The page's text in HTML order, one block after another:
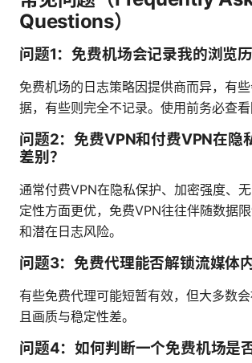
Questions）
问题1：免费机场会记录我的浏览历
免费机场的日志策略因提供商而异，有
据，有些则完全不记录。使用前务必查看
问题2：免费VPN和付费VPN在隐
差别？
通常付费VPN在隐私保护、加密强度、
定性方面更优，免费VPN往往伴随数据
和潜在日志风险。
问题3：免费代理能否解锁流媒体内
有些免费代理可能短暂有效，但大多数会
且画质与稳定性差。
问题4：如何判断一个免费机场是